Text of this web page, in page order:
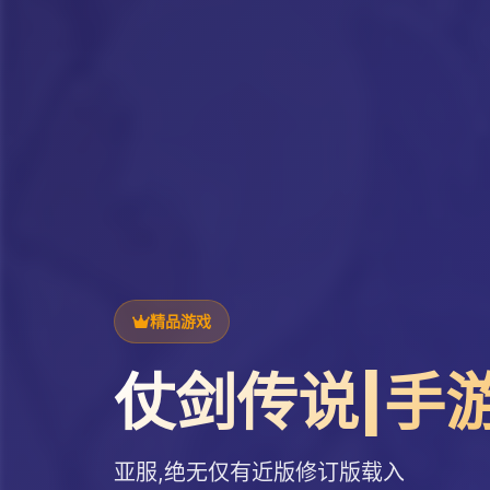
精品游戏
仗剑传说|手
亚服,绝无仅有近版修订版载入